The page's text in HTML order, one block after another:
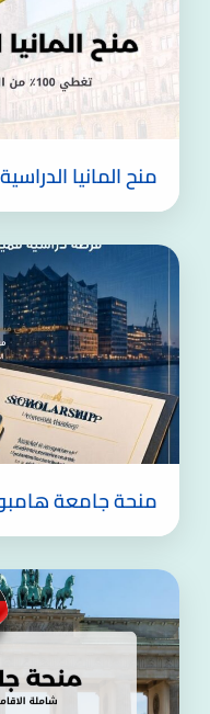
منح المانيا
منحة جامعة